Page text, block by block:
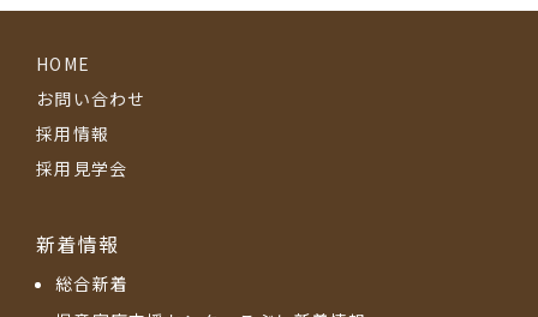
HOME
お問い合わせ
採用情報
採用見学会
新着情報
総合新着